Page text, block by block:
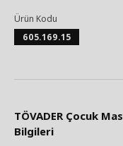
Ürün Kodu
605.169.15
TÖVADER Çocuk
Bilgileri